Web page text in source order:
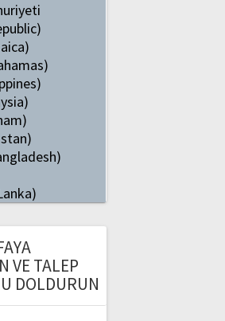
VE TALEP
DOLDURUN